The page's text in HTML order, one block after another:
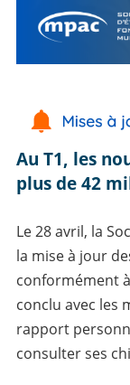
Au T1, les
plus de 42
Le 28 avril, la
la mise à jour
conformément
conclu avec les
rapport
consulter ses